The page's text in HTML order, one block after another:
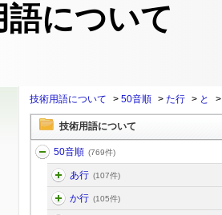
語について
技術用語について > 50音順 > た行 > と >
技術用語について
50音順 (769件)
あ行 (107件)
か行 (105件)